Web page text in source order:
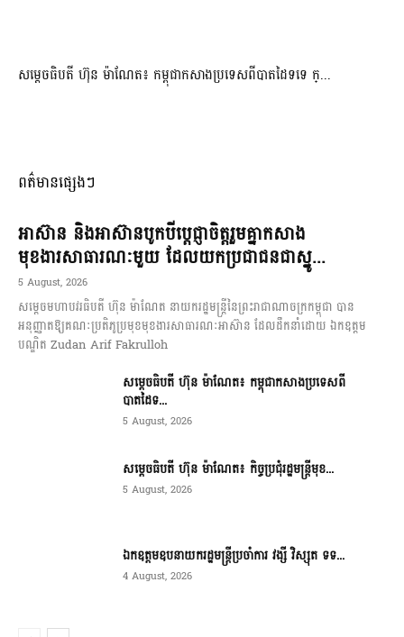
សម្ដេចធិបតី ហ៊ុន ម៉ាណែត៖ កម្ពុជាកសាងប្រទេសពីបាតដៃទទេ ក្...
ពត៌មានផ្សេងៗ
អាស៊ាន និងអាស៊ានបូកបីប្តេជ្ញាចិត្តរួមគ្នាកសាង
មុខងារសាធារណៈមួយ ដែលយកប្រជាជនជាស្នូ...
5 August, 2026
សម្តេចមហាបវរធិបតី ហ៊ុន ម៉ាណែត នាយករដ្ឋមន្ត្រីនៃព្រះរាជាណាចក្រកម្ពុជា បាន
អនុញ្ញាតឱ្យគណៈប្រតិភូប្រមុខមុខងារសាធារណៈអាស៊ាន ដែលដឹកនាំដោយ ឯកឧត្តម
បណ្ឌិត Zudan Arif Fakrulloh
សម្ដេចធិបតី ហ៊ុន ម៉ាណែត៖ កម្ពុជាកសាងប្រទេសពី
បាតដៃទ...
5 August, 2026
សម្ដេចធិបតី ហ៊ុន ម៉ាណែត៖ កិច្ចប្រជុំរដ្ឋមន្ត្រីមុខ...
5 August, 2026
ឯកឧត្តមឧបនាយករដ្ឋមន្ត្រីប្រចាំការ វង្សី វិស្សុត ទទ...
4 August, 2026